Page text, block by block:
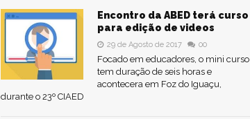
Encontro da ABED terá curso
para edição de videos
29 de Agosto de 2017 00
Focado em educadores, o mini curso
tem duração de seis horas e
acontecera em Foz do Iguaçu,
durante o 23º CIAED